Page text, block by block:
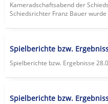
Kameradschaftsabend der
Schiedsrichter Franz Bauer wurde
Spielberichte bzw.
Spielberichte bzw. Ergebnisse
Spielberichte bzw.